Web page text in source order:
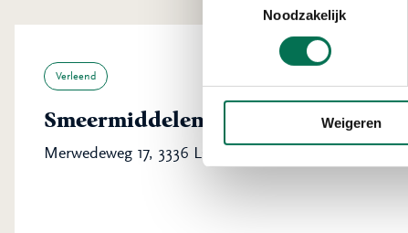
Noodzakelijk
Weigeren
Verleend
Smeermiddelen Industrie De
Merwedeweg 17, 3336 LG Zwijndrecht